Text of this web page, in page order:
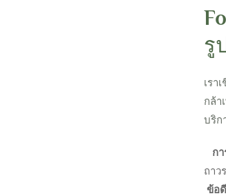
รู
เรา
กล้า
บริก
ก
ถาว
ข้อ